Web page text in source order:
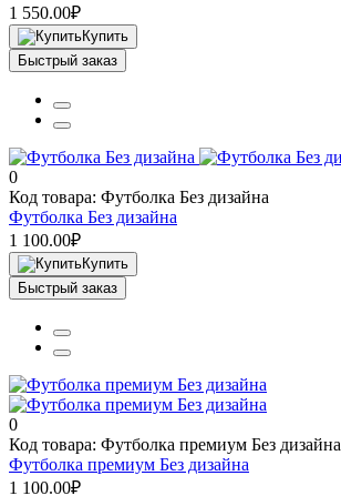
1 550.00₽
Купить
Быстрый заказ
0
Код товара: Футболка Без дизайна
Футболка Без дизайна
1 100.00₽
Купить
Быстрый заказ
0
Код товара: Футболка премиум Без дизайна
Футболка премиум Без дизайна
1 100.00₽